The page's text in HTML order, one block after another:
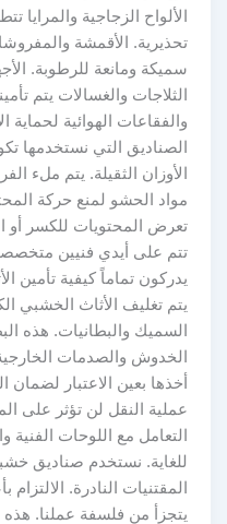
الألواح الزجاجية
تحذيرية. الأقمشة
سميكة ومانعة للرطوبة.
الثلاجات والغسالات يتم
والفقاعات الهوائية لحماية
الصناديق التي نستخدمها
الأوزان الثقيلة. يتم ملء
مواد الحشو لمنع حركة
تعرض المحتويات للكسر أو
تتم على أيدي فنيين
يدركون تماماً كيفية تأمين
يتم تغليف الأثاث الخشبي
السميك والبطانيات. هذه
الخدوش والصدمات
أخذها بعين الاعتبار
عملية النقل لن تؤثر على
التعامل مع اللوحات
للغاية. نستخدم صناديق
المقتنيات النادرة.
يتجزأ من فلسفة عملنا. هذه